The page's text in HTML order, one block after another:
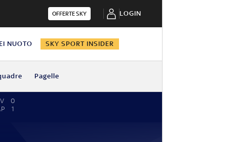
OFFERTE SKY LOGIN
NUOTO SKY SPORT INSIDER
Pagelle
0
1